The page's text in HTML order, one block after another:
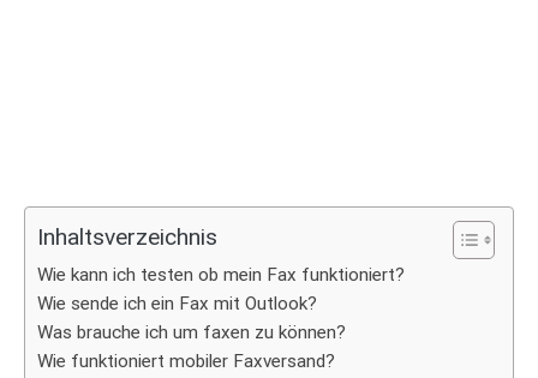
Inhaltsverzeichnis
Wie kann ich testen ob mein Fax funktioniert?
Wie sende ich ein Fax mit Outlook?
Was brauche ich um faxen zu können?
Wie funktioniert mobiler Faxversand?